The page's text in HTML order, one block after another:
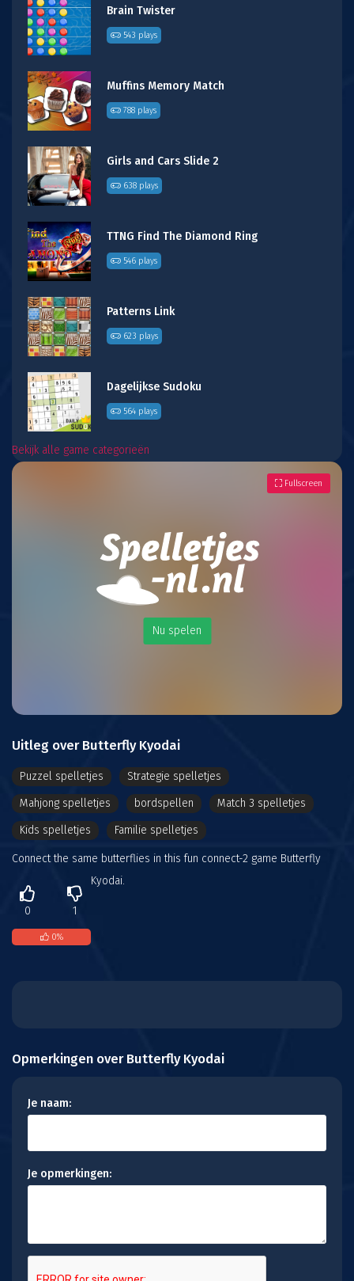
Brain Twister
543 plays
Muffins Memory Match
788 plays
Girls and Cars Slide 2
638 plays
TTNG Find The Diamond Ring
546 plays
Patterns Link
623 plays
Dagelijkse Sudoku
564 plays
Bekijk alle game categorieën
Nu spelen
Fullscreen
Uitleg over Butterfly Kyodai
Puzzel spelletjes
Strategie spelletjes
Mahjong spelletjes
bordspellen
Match 3 spelletjes
Kids spelletjes
Familie spelletjes
Connect the same butterflies in this fun connect-2 game Butterfly
Kyodai.
0 1
0%
Opmerkingen over Butterfly Kyodai
Je naam:
Je opmerkingen: